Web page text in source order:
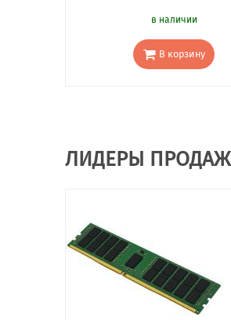
в наличии
В корзину
ЛИДЕРЫ ПРОДАЖ